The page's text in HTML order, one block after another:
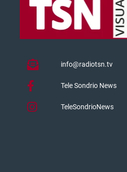
info@radiotsn.tv
Tele Sondrio News
TeleSondrioNews